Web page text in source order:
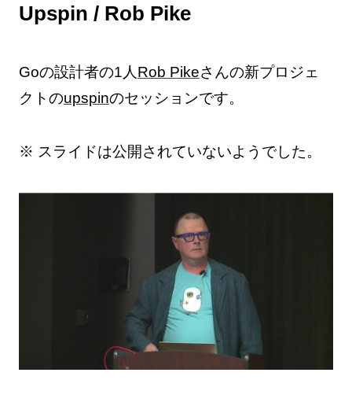
Upspin / Rob Pike
Goの設計者の1人 Rob Pikeさんの新プロジェ
クトのupspinのセッションです。
※ スライドは公開されていないようでした。